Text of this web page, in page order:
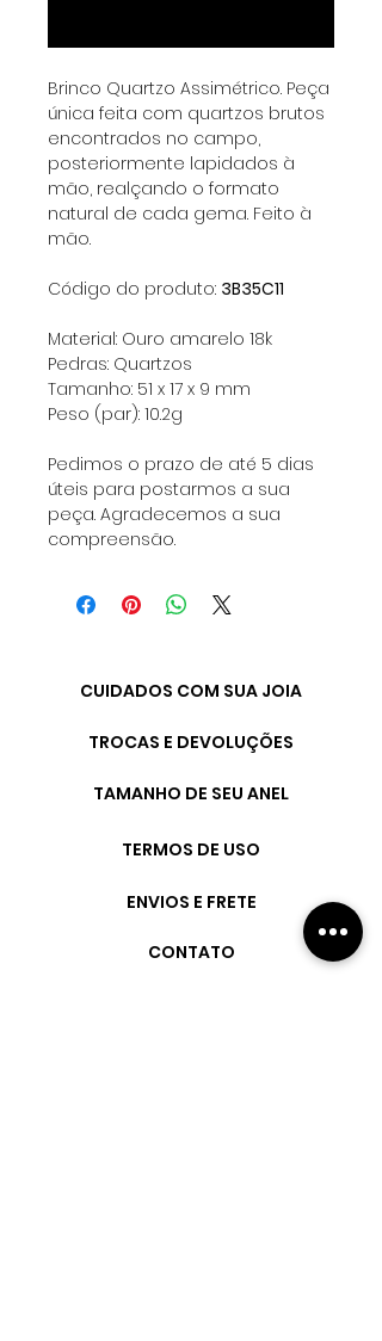
Brinco Quartzo Assimétrico. Peça
única feita com quartzos brutos
encontrados no campo,
posteriormente lapidados à
mão, realçando o formato
natural de cada gema. Feito à
mão.
Código do produto: 3B35C11
Material: Ouro amarelo 18k
Pedras: Quartzos
Tamanho: 51 x 17 x 9 mm
Peso (par): 10.2g
Pedimos o prazo de até 5 dias
úteis para postarmos a sua
peça. Agradecemos a sua
compreensão.
CUIDADOS COM SUA JOIA
TROCAS E DEVOLUÇÕES
TAMANHO DE SEU ANEL
TERMOS DE USO
ENVIOS E FRETE
CONTATO